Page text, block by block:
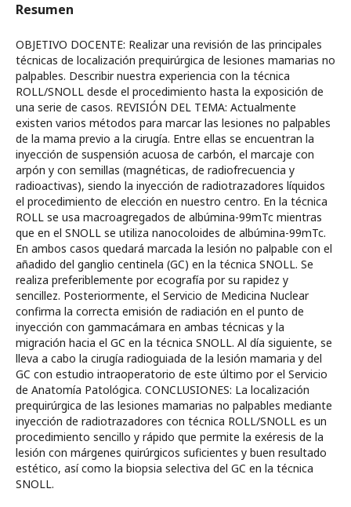
Resumen
OBJETIVO DOCENTE: Realizar una revisión de las principales
técnicas de localización prequirúrgica de lesiones mamarias no
palpables. Describir nuestra experiencia con la técnica
ROLL/SNOLL desde el procedimiento hasta la exposición de
una serie de casos. REVISIÓN DEL TEMA: Actualmente
existen varios métodos para marcar las lesiones no palpables
de la mama previo a la cirugía. Entre ellas se encuentran la
inyección de suspensión acuosa de carbón, el marcaje con
arpón y con semillas (magnéticas, de radiofrecuencia y
radioactivas), siendo la inyección de radiotrazadores líquidos
el procedimiento de elección en nuestro centro. En la técnica
ROLL se usa macroagregados de albúmina-99mTc mientras
que en el SNOLL se utiliza nanocoloides de albúmina-99mTc.
En ambos casos quedará marcada la lesión no palpable con el
añadido del ganglio centinela (GC) en la técnica SNOLL. Se
realiza preferiblemente por ecografía por su rapidez y
sencillez. Posteriormente, el Servicio de Medicina Nuclear
confirma la correcta emisión de radiación en el punto de
inyección con gammacámara en ambas técnicas y la
migración hacia el GC en la técnica SNOLL. Al día siguiente, se
lleva a cabo la cirugía radioguiada de la lesión mamaria y del
GC con estudio intraoperatorio de este último por el Servicio
de Anatomía Patológica. CONCLUSIONES: La localización
prequirúrgica de las lesiones mamarias no palpables mediante
inyección de radiotrazadores con técnica ROLL/SNOLL es un
procedimiento sencillo y rápido que permite la exéresis de la
lesión con márgenes quirúrgicos suficientes y buen resultado
estético, así como la biopsia selectiva del GC en la técnica
SNOLL.